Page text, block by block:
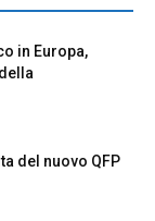
in Europa,
del nuovo QFP